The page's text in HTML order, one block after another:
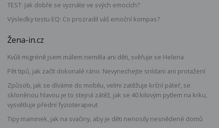
TEST: Jak dobře se vyznáte ve svých emocích?
Výsledky testu EQ: Co prozradil váš emoční kompas?
Žena-in.cz
Kvůli migréně jsem málem neměla ani děti, svěřuje se Helena
Pět tipů, jak začít dokonalé ráno. Nevynechejte snídani ani protažení
Způsob, jak se díváme do mobilu, velmi zatěžuje krční páteř, se
skloněnou hlavou je to stejná zátěž, jak se 40 kilovým pytlem na krku,
vysvětluje přední fyzioterapeut
Tipy maminek, jak na svačiny, aby je děti nenosily nesnědené domů